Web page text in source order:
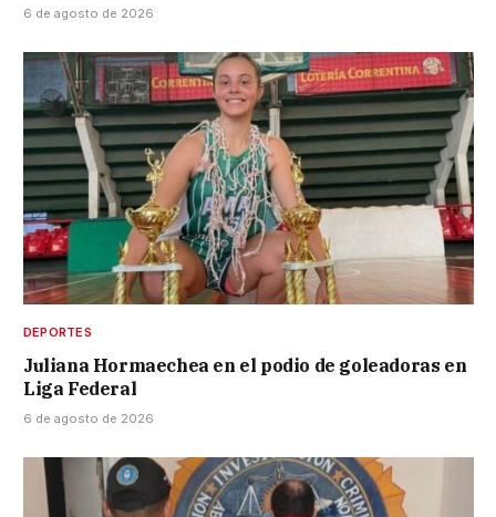
6 de agosto de 2026
DEPORTES
Juliana Hormaechea en el podio de goleadoras en
Liga Federal
6 de agosto de 2026